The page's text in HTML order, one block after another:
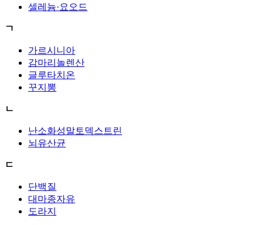
셀레늄·요오드
ㄱ
가르시니아
감마리놀렌산
글루타치온
꾸지뽕
ㄴ
난소화성말토덱스트린
뇌유산균
ㄷ
단백질
대마종자유
도라지